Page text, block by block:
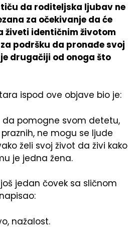
da roditeljska ljubav ne
za očekivanje da će
živeti identičnim životom
podršku da pronađe svoj
drugačiji od onoga što
ispod ove objave bio je:
da pomogne svom detetu,
ne mogu se ljude
želi svoj život da živi kako
je jedna žena.
jedan čovek sa sličnom
nažalost.